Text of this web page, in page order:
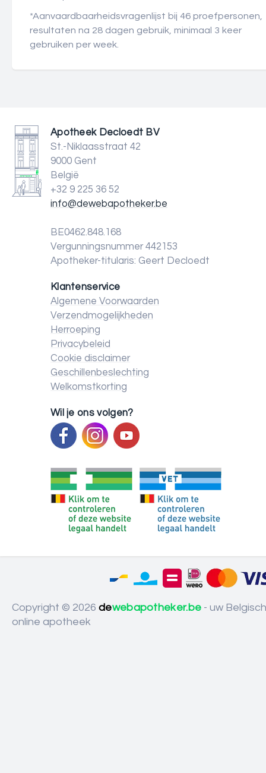
*Aanvaardbaarheidsvragenlijst bij 46 proefpersonen,
resultaten na 28 dagen gebruik, minimaal 3 keer
gebruiken per week.
Apotheek Decloedt BV
St.-Niklaasstraat 42
9000 Gent
België
+32 9 225 36 52
info@dewebapotheker.be
BE0462.848.168
Vergunningsnummer 442153
Apotheker-titularis: Geert Decloedt
Klantenservice
Algemene Voorwaarden
Verzendmogelijkheden
Herroeping
Privacybeleid
Cookie disclaimer
Geschillenbeslechting
Welkomstkorting
Wil je ons volgen?
Copyright © 2026 dewebapotheker.be - uw
online apotheek